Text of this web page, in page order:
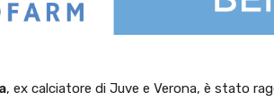
, ex calciatore di Juve e Verona, è stato